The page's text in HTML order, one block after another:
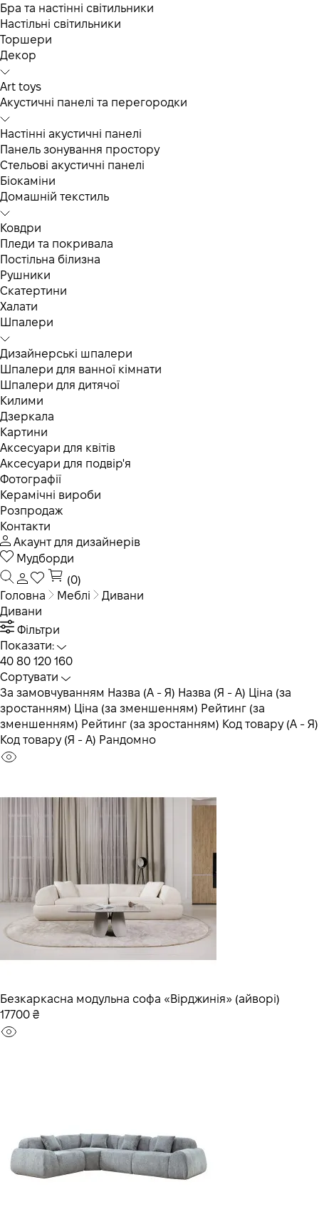
Бра та настінні світильники
Настільні світильники
Торшери
Декор
Art toys
Акустичні панелі та перегородки
Настінні акустичні панелі
Панель зонування простору
Стельові акустичні панелі
Біокаміни
Домашній текстиль
Ковдри
Пледи та покривала
Постільна білизна
Рушники
Скатертини
Халати
Шпалери
Дизайнерські шпалери
Шпалери для ванної кімнати
Шпалери для дитячої
Килими
Дзеркала
Картини
Аксесуари для квітів
Аксесуари для подвір'я
Фотографії
Керамічні вироби
Розпродаж
Контакти
Акаунт для дизайнерів
Мудборди
(0)
Головна
Меблі
Дивани
Дивани
Фільтри
Показати:
40 80 120 160
Сортувати
За замовчуванням Назва (А - Я) Назва (Я - А) Ціна (за
зростанням) Ціна (за зменшенням) Рейтинг (за
зменшенням) Рейтинг (за зростанням) Код товару (А - Я)
Код товару (Я - А) Рандомно
Безкаркасна модульна софа «Вірджинія» (айворі)
17700 ₴